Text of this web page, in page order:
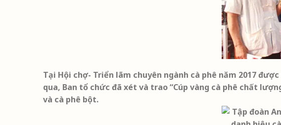
Tại Hội chợ- Triển lãm chuyên ngành cà phê năm 2017
qua, Ban tổ chức đã xét và trao “Cúp vàng cà phê chất
và cà phê bột.